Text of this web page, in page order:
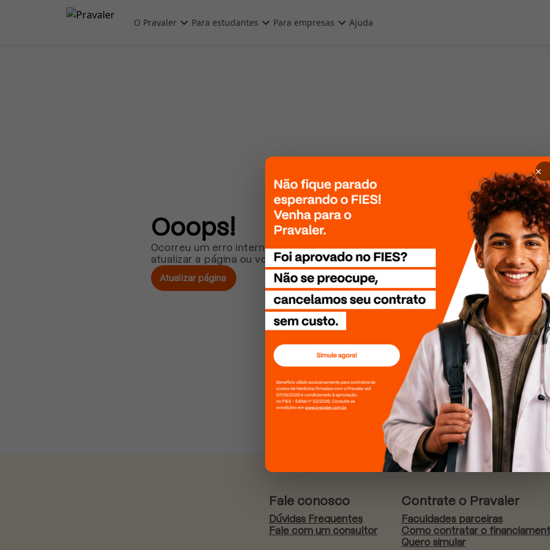
Pular para o conteúdo principal
O Pravaler Para estudantes Para empresas Ajuda
Ooops!
Ocorreu um erro interno. Por favor, tente
atualizar a página ou volte mais tarde!
Atualizar página
Fale conosco
Dúvidas Frequentes
Fale com um consultor
Contrate o Pravaler
Faculdades parceiras
Como contratar o
Quero simular
×